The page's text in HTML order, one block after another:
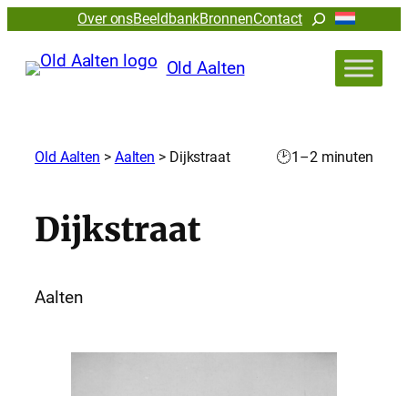
Over onsBeeldbankBronnenContactZoeken
Old Aalten
Old Aalten > Aalten > Dijkstraat 🕑1–2 minuten
Dijkstraat
Aalten